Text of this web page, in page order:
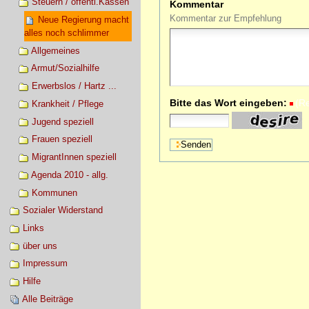
Neue Regierung macht
alles noch schlimmer
Allgemeines
Armut/Sozialhilfe
Erwerbslos / Hartz ...
Krankheit / Pflege
Jugend speziell
Frauen speziell
MigrantInnen speziell
Agenda 2010 - allg.
Kommunen
Sozialer Widerstand
Links
über uns
Impressum
Hilfe
Alle Beiträge
Kommentar
Kommentar zur Empfehlung
Bitte das Wort eingeben: